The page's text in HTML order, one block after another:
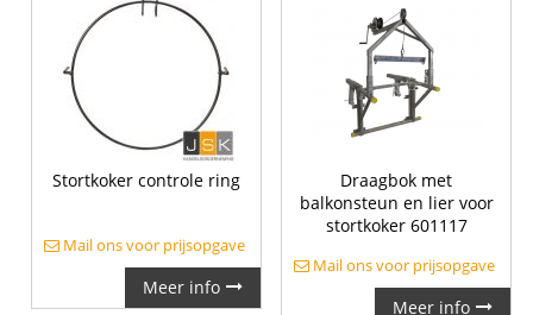
Stortkoker controle ring
Mail ons voor prijsopgave
Meer info
Draagbok met
balkonsteun en lier voor
stortkoker 601117
Mail ons voor prijsopgave
Meer info